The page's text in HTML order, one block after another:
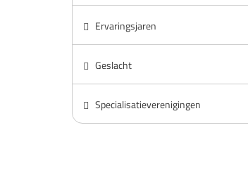
Ervaringsjaren
Geslacht
Specialisatieverenigingen